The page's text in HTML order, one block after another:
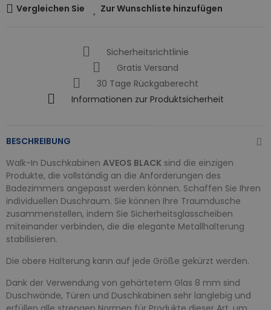
Vergleichen Sie Zur Wunschliste hinzufügen
Sicherheitsrichtlinie
Gratis Versand
30 Tage Rückgaberecht
Informationen zur Produktsicherheit
BESCHREIBUNG
Walk-In Duschkabinen AVEOS BLACK sind die einzigen
Produkte, die vollständig an die Anforderungen des
Badezimmers angepasst werden können. Schaffen Sie Ihren
individuellen Duschraum. Sie können Ihre Traumdusche
zusammenstellen, indem Sie Sicherheitsglasscheiben
miteinander verbinden, die die elegante Metallhalterung
stabilisieren.
Die obere Halterung kann auf jede Größe gekürzt werden.
Dank der Verwendung von gehärtetem Glas 8 mm sind
Duschwände, Türen und Duschkabinen sehr langlebig und